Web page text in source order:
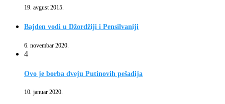
19. avgust 2015.
Bajden vodi u Džordžiji i Pensilvaniji
6. novembar 2020.
4
Ovo je borba dveju Putinovih pešadija
10. januar 2020.